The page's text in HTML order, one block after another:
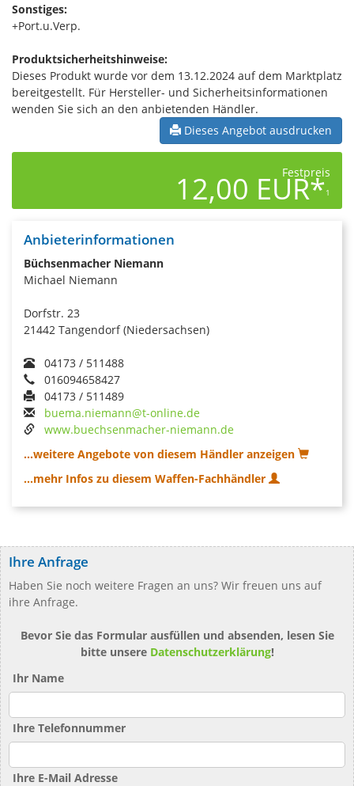
Sonstiges:
+Port.u.Verp.
Produktsicherheitshinweise:
Dieses Produkt wurde vor dem 13.12.2024 auf dem Marktplatz
bereitgestellt. Für Hersteller- und Sicherheitsinformationen
wenden Sie sich an den anbietenden Händler.
Dieses Angebot ausdrucken
Festpreis
12,00 EUR*1
Anbieterinformationen
Büchsenmacher Niemann
Michael Niemann
Dorfstr. 23
21442 Tangendorf (Niedersachsen)
04173 / 511488
016094658427
04173 / 511489
buema.niemann@t-online.de
www.buechsenmacher-niemann.de
...weitere Angebote von diesem Händler anzeigen
...mehr Infos zu diesem Waffen-Fachhändler
Ihre Anfrage
Haben Sie noch weitere Fragen an uns? Wir freuen uns auf
ihre Anfrage.
Bevor Sie das Formular ausfüllen und absenden, lesen Sie
bitte unsere Datenschutzerklärung!
Ihr Name
Ihre Telefonnummer
Ihre E-Mail Adresse